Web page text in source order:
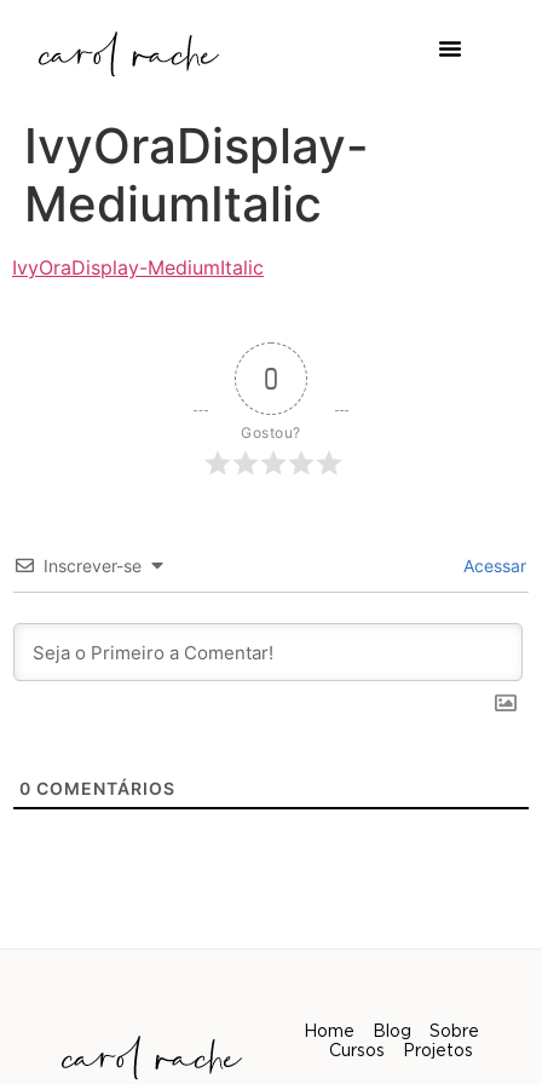
IvyOraDisplay-
MediumItalic
IvyOraDisplay-MediumItalic
0
Gostou?
Inscrever-se Acessar
0 COMENTÁRIOS
Home Blog
Sobre
Cursos
Projetos